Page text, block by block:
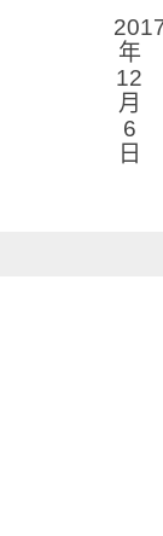
年
12
月
6
日